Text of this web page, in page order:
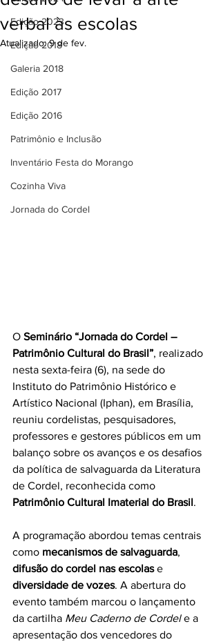
Edição 2023
Edição 2018
Galeria 2018
Edição 2017
Edição 2016
Patrimônio e Inclusão
Inventário Festa do Morango
Cozinha Viva
Jornada do Cordel
verbal às escolas
Atualizado:9 de fev.
O Seminário “Jornada do Cordel –
Patrimônio Cultural do Brasil”, realizado
nesta sexta-feira (6), na sede do
Instituto do Patrimônio Histórico e
Artístico Nacional (Iphan), em Brasília,
reuniu cordelistas, pesquisadores,
professores e gestores públicos em um
balanço sobre os avanços e os desafios
da política de salvaguarda da Literatura
de Cordel, reconhecida como
Patrimônio Cultural Imaterial do Brasil.
A programação abordou temas centrais
como mecanismos de salvaguarda,
difusão do cordel nas escolas e
diversidade de vozes. A abertura do
evento também marcou o lançamento
da cartilha Meu Caderno de Cordel e a
apresentação dos vencedores do